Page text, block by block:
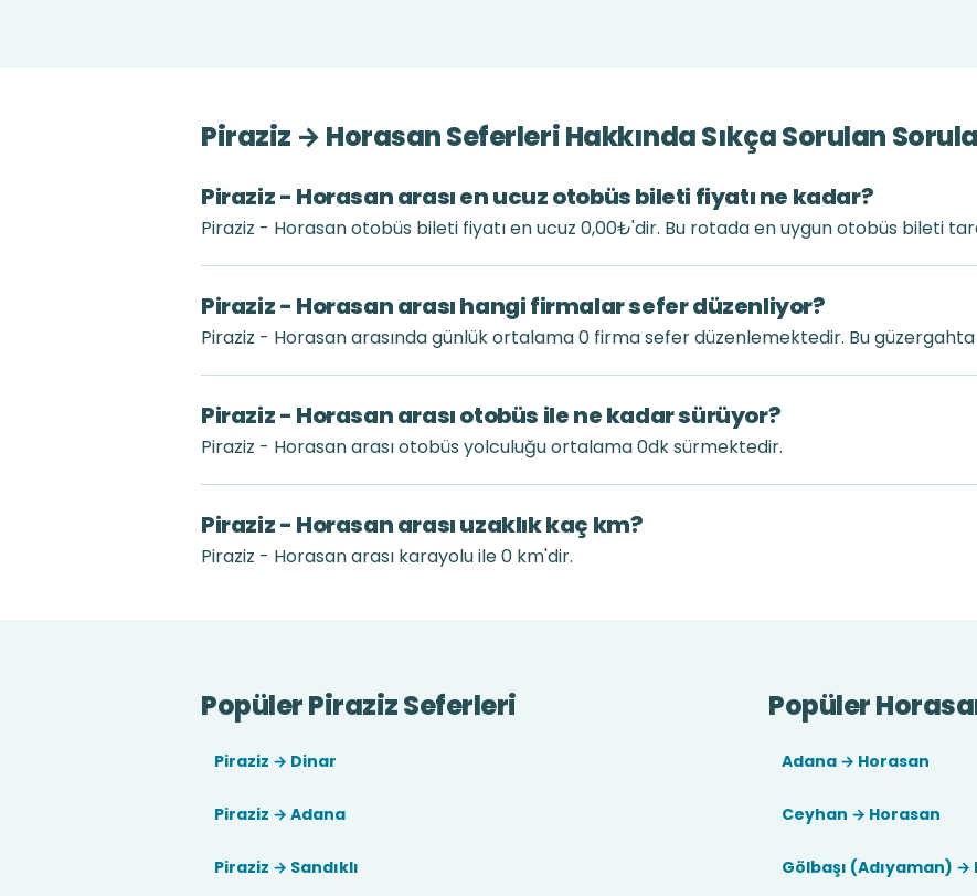
Piraziz → Horasan Seferleri Hakkında Sıkça Sorulan
Piraziz - Horasan arası en ucuz otobüs bileti fiyatı ne kadar?
Piraziz - Horasan otobüs bileti fiyatı en ucuz 0,00₺'dir. Bu rotada en uygun otobüs bileti
Piraziz - Horasan arası hangi firmalar sefer düzenliyor?
Piraziz - Horasan arasında günlük ortalama 0 firma sefer düzenlemektedir. Bu
Piraziz - Horasan arası otobüs ile ne kadar sürüyor?
Piraziz - Horasan arası otobüs yolculuğu ortalama 0dk sürmektedir.
Piraziz - Horasan arası uzaklık kaç km?
Piraziz - Horasan arası karayolu ile 0 km'dir.
Popüler Piraziz Seferleri
Piraziz → Dinar
Piraziz → Adana
Piraziz → Sandıklı
Popüler
Adana → Horasan
Ceyhan → Horasan
Gölbaşı (Adıyaman) →